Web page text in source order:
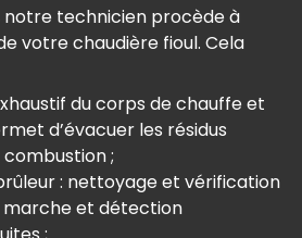
notre technicien procède à
votre chaudière fioul. Cela
du corps de chauffe et
d’évacuer les résidus
;
: nettoyage et vérification
et détection